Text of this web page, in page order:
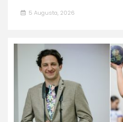
5 Augusta, 2026